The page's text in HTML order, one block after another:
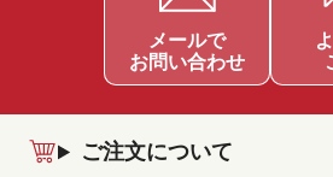
ご注文について